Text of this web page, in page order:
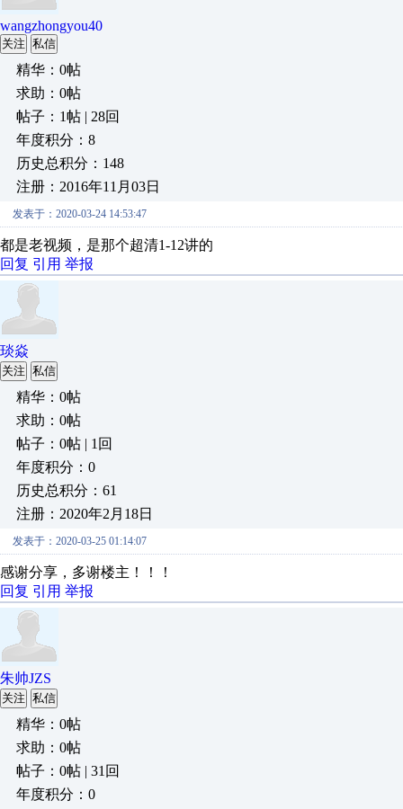
wangzhongyou40
关注 私信
精华：0帖
求助：0帖
帖子：1帖 | 28回
年度积分：8
历史总积分：148
注册：2016年11月03日
发表于：2020-03-24 14:53:47
都是老视频，是那个超清1-12讲的
回复 引用 举报
琰焱
关注 私信
精华：0帖
求助：0帖
帖子：0帖 | 1回
年度积分：0
历史总积分：61
注册：2020年2月18日
发表于：2020-03-25 01:14:07
感谢分享，多谢楼主！！！
回复 引用 举报
朱帅JZS
关注 私信
精华：0帖
求助：0帖
帖子：0帖 | 31回
年度积分：0